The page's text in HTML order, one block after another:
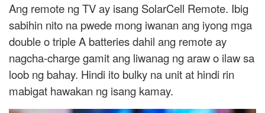
Ang remote ng TV ay isang SolarCell Remote. Ibig
sabihin nito na pwede mong iwanan ang iyong mga
double o triple A batteries dahil ang remote ay
nagcha-charge gamit ang liwanag ng araw o ilaw sa
loob ng bahay. Hindi ito bulky na unit at hindi rin
mabigat hawakan ng isang kamay.